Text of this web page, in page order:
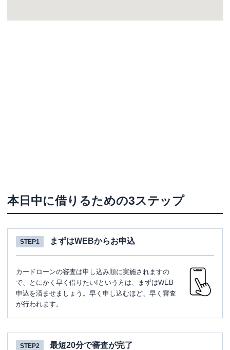
本日中に借りるための3ステップ
STEP1 まずはWEBからお申込
カードローンの審査は申し込み順に実施されますの
で、とにかく早く借りたい!という方は、まずはWEB
申込を済ませましょう。早く申し込むほど、早く審査
が行われます。
STEP2 最短20分で審査が完了